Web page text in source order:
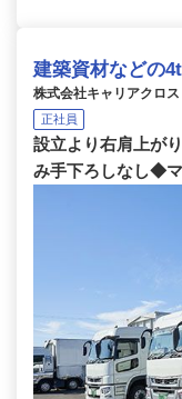
建築資材などの
株式会社キャリアクロス
正社員
設立より右肩上が
み手下ろしなし◆